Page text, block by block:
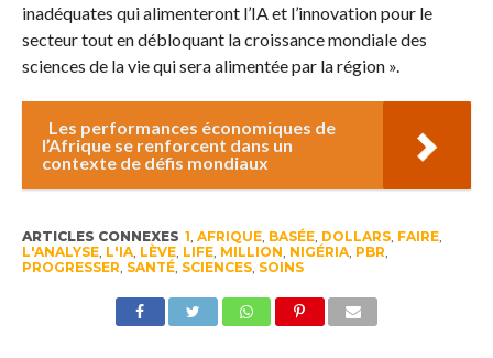
inadéquates qui alimenteront l’IA et l’innovation pour le
secteur tout en débloquant la croissance mondiale des
sciences de la vie qui sera alimentée par la région ».
Les performances économiques de
l’Afrique se renforcent dans un
contexte de défis mondiaux
ARTICLES CONNEXES 1 AFRIQUE, BASÉE, DOLLARS, FAIRE,
L'ANALYSE, L'IA, LÈVE, LIFE, MILLION NIGÉRIA, PBR
PROGRESSER SANTÉ, SCIENCES, SOINS